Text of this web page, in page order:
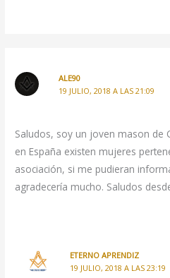
ALE90
19 JULIO, 2018 A LAS 21:09
Saludos, soy un joven mason de
en España existen mujeres
asociación, si me pudieran
agradecería mucho. Saludos
ETERNO APRENDIZ
19 JULIO, 2018 A LAS 23:19